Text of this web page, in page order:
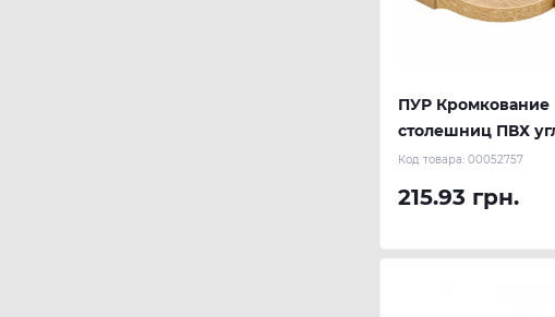
ПУР Кромкование
столешниц ПВХ
радиусов
Код товара: 00052757
215.93 грн.